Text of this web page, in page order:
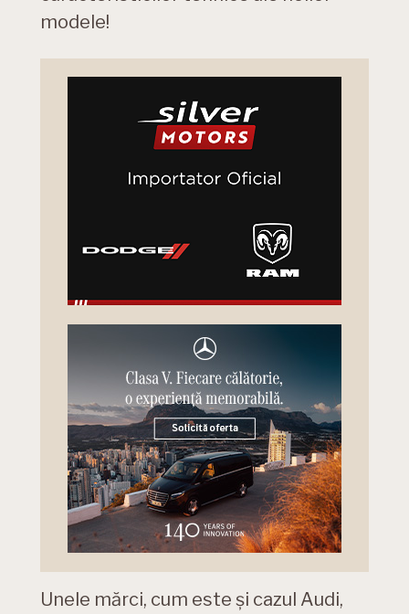
modele!
Unele mărci, cum este și cazul Audi,